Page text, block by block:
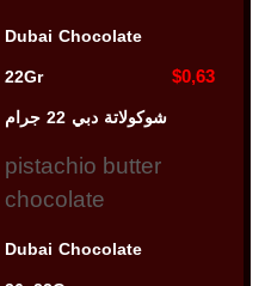
Dubai Chocolate
22Gr
شوكولاتة دبي 22 جرام
$0,63
pistachio butter
chocolate
Dubai Chocolate